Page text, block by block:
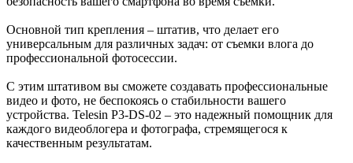
Основной тип крепления – штатив, что делает его
универсальным для различных задач: от съемки влога до
профессиональной фотосессии.
С этим штативом вы сможете создавать профессиональные
видео и фото, не беспокоясь о стабильности вашего
устройства. Telesin P3-DS-02 – это надежный помощник для
каждого видеоблогера и фотографа, стремящегося к
качественным результатам.